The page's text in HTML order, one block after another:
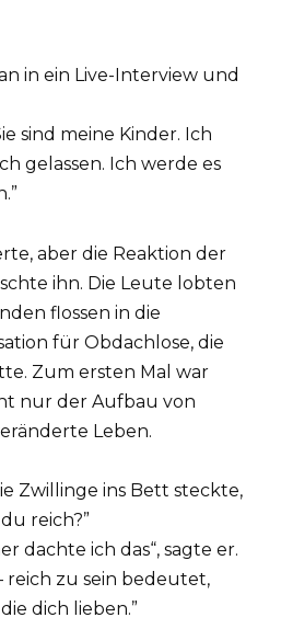
in ein Live-Interview und
sind meine Kinder. Ich
gelassen. Ich werde es
aber die Reaktion der
ihn. Die Leute lobten
flossen in die
für Obdachlose, die
Zum ersten Mal war
nur der Aufbau von
Leben.
Zwillinge ins Bett steckte,
reich?”
dachte ich das“, sagte er.
reich zu sein bedeutet,
dich lieben.”